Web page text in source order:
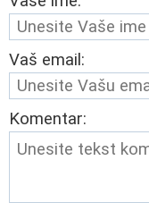
Vaš email:
Komentar: